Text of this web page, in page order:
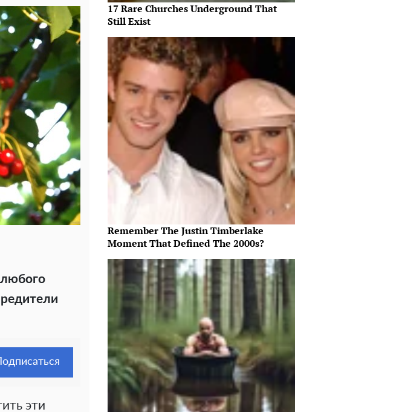
Подписаться
эти
17 Rare Churches Underground That
Still Exist
Remember The Justin Timberlake
Moment That Defined The 2000s?